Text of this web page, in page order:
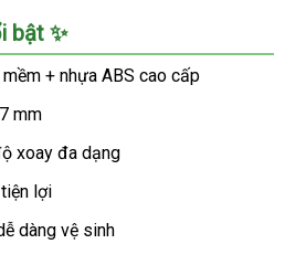
bật ✨
+ nhựa ABS cao cấp
mm
xoay đa dạng
lợi
dàng vệ sinh